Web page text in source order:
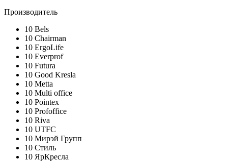
Производитель
10 Bels
10 Chairman
10 ErgoLife
10 Everprof
10 Futura
10 Good Kresla
10 Metta
10 Multi office
10 Pointex
10 Profoffice
10 Riva
10 UTFC
10 Мирэй Групп
10 Стиль
10 ЯрКресла